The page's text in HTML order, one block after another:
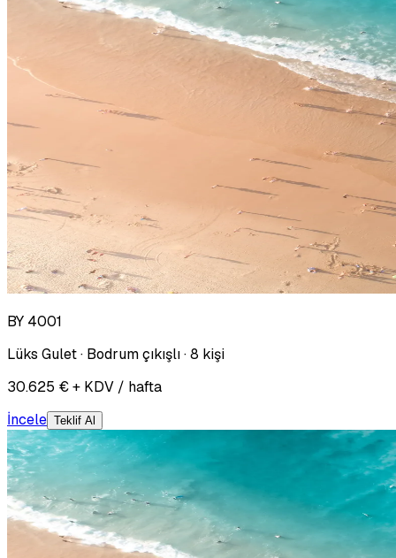
BY 4001
Lüks Gulet · Bodrum çıkışlı · 8 kişi
30.625 € + KDV / hafta
İncele Teklif Al